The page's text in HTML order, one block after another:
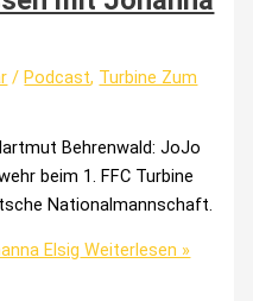
/Podcast, Turbine Zum
Behrenwald: JoJo
beim 1. FFC Turbine
Nationalmannschaft.
Elsig Weiterlesen »